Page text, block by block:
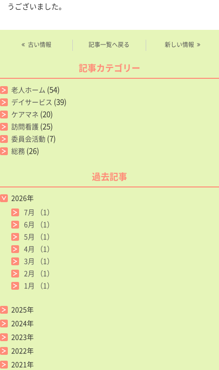
うございました。
古い情報 記事一覧へ戻る 新しい情報
記事カテゴリー
老人ホーム (54)
デイサービス (39)
ケアマネ (20)
訪問看護 (25)
委員会活動 (7)
総務 (26)
過去記事
2026年
7月
（1）
6月
（1）
5月
（1）
4月
（1）
3月
（1）
2月
（1）
1月
（1）
2025年
2024年
2023年
2022年
2021年